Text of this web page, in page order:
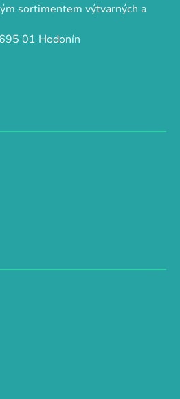
sortimentem výtvarných a
01 Hodonín